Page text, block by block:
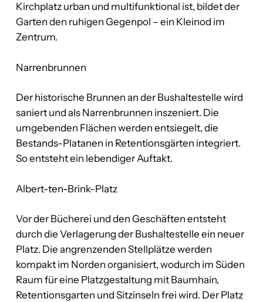
Kirchplatz urban und multifunktional ist, bildet der
Garten den ruhigen Gegenpol – ein Kleinod im
Zentrum.
Narrenbrunnen
Der historische Brunnen an der Bushaltestelle wird
saniert und als Narrenbrunnen inszeniert. Die
umgebenden Flächen werden entsiegelt, die
Bestands-Platanen in Retentionsgärten integriert.
So entsteht ein lebendiger Auftakt.
Albert-ten-Brink-Platz
Vor der Bücherei und den Geschäften entsteht
durch die Verlagerung der Bushaltestelle ein neuer
Platz. Die angrenzenden Stellplätze werden
kompakt im Norden organisiert, wodurch im Süden
Raum für eine Platzgestaltung mit Baumhain,
Retentionsgarten und Sitzinseln frei wird. Der Platz